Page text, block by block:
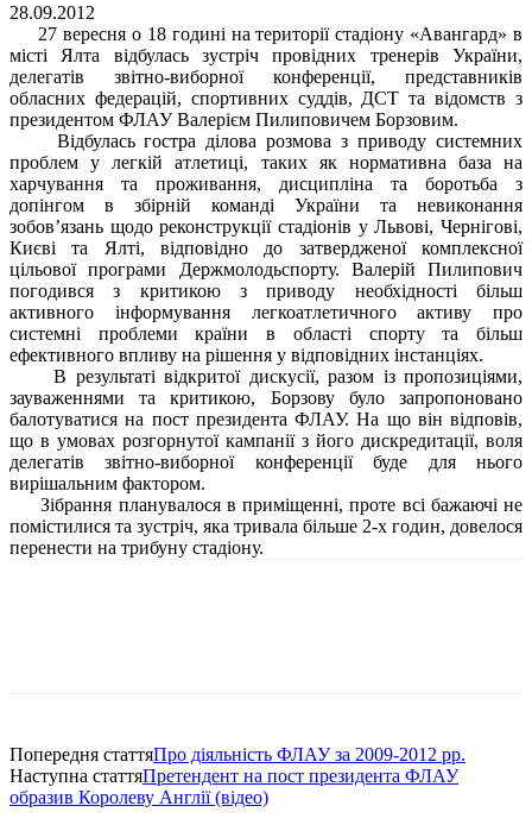
28.09.2012
27 вересня о 18 годині на території стадіону «Авангард» в
місті Ялта відбулась зустріч провідних тренерів України,
делегатів звітно-виборної конференції, представників
обласних федерацій, спортивних суддів, ДСТ та відомств з
президентом ФЛАУ Валерієм Пилиповичем Борзовим.
Відбулась гостра ділова розмова з приводу системних
проблем у легкій атлетиці, таких як нормативна база на
харчування та проживання, дисципліна та боротьба з
допінгом в збірній команді України та невиконання
зобов’язань щодо реконструкції стадіонів у Львові, Чернігові,
Києві та Ялті, відповідно до затвердженої комплексної
цільової програми Держмолодьспорту. Валерій Пилипович
погодився з критикою з приводу необхідності більш
активного інформування легкоатлетичного активу про
системні проблеми країни в області спорту та більш
ефективного впливу на рішення у відповідних інстанціях.
В результаті відкритої дискусії, разом із пропозиціями,
зауваженнями та критикою, Борзову було запропоновано
балотуватися на пост президента ФЛАУ. На що він відповів,
що в умовах розгорнутої кампанії з його дискредитації, воля
делегатів звітно-виборної конференції буде для нього
вирішальним фактором.
Зібрання планувалося в приміщенні, проте всі бажаючі не
помістилися та зустріч, яка тривала більше 2-х годин, довелося
перенести на трибуну стадіону.
Попередня статтяПро діяльність ФЛАУ за 2009-2012 рр.
Наступна статтяПретендент на пост президента ФЛАУ
образив Королеву Англії (відео)